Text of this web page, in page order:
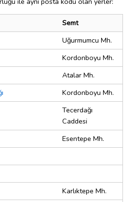
Semt
Uğurmumcu Mh.
Kordonboyu Mh.
Atalar Mh.
Kordonboyu Mh.
Tecerdağı
Caddesi
Esentepe Mh.
Karlıktepe Mh.